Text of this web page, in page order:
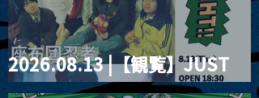
2026.08.13 |【観覧】JUST
RIGHT!! vol.26